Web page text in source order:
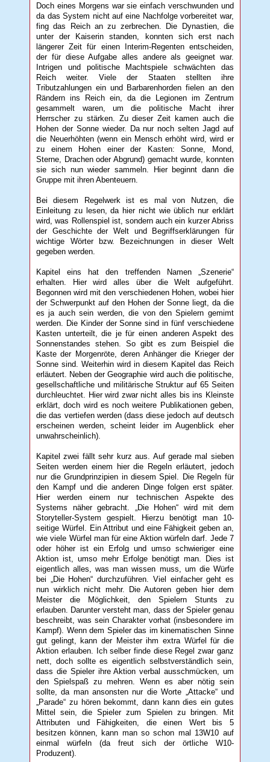
Doch eines Morgens war sie einfach verschwunden und
da das System nicht auf eine Nachfolge vorbereitet war,
fing das Reich an zu zerbrechen. Die Dynastien, die
unter der Kaiserin standen, konnten sich erst nach
längerer Zeit für einen Interim-Regenten entscheiden,
der für diese Aufgabe alles andere als geeignet war.
Intrigen und politische Machtspiele schwächten das
Reich weiter. Viele der Staaten stellten ihre
Tributzahlungen ein und Barbarenhorden fielen an den
Rändern ins Reich ein, da die Legionen im Zentrum
gesammelt waren, um die politische Macht ihrer
Herrscher zu stärken. Zu dieser Zeit kamen auch die
Hohen der Sonne wieder. Da nur noch selten Jagd auf
die Neuerhöhten (wenn ein Mensch erhöht wird, wird er
zu einem Hohen einer der Kasten: Sonne, Mond,
Sterne, Drachen oder Abgrund) gemacht wurde, konnten
sie sich nun wieder sammeln. Hier beginnt dann die
Gruppe mit ihren Abenteuern.
Bei diesem Regelwerk ist es mal von Nutzen, die
Einleitung zu lesen, da hier nicht wie üblich nur erklärt
wird, was Rollenspiel ist, sondern auch ein kurzer Abriss
der Geschichte der Welt und Begriffserklärungen für
wichtige Wörter bzw. Bezeichnungen in dieser Welt
gegeben werden.
Kapitel eins hat den treffenden Namen „Szenerie“
erhalten. Hier wird alles über die Welt aufgeführt.
Begonnen wird mit den verschiedenen Hohen, wobei hier
der Schwerpunkt auf den Hohen der Sonne liegt, da die
es ja auch sein werden, die von den Spielern gemimt
werden. Die Kinder der Sonne sind in fünf verschiedene
Kasten unterteilt, die je für einen anderen Aspekt des
Sonnenstandes stehen. So gibt es zum Beispiel die
Kaste der Morgenröte, deren Anhänger die Krieger der
Sonne sind. Weiterhin wird in diesem Kapitel das Reich
erläutert. Neben der Geographie wird auch die politische,
gesellschaftliche und militärische Struktur auf 65 Seiten
durchleuchtet. Hier wird zwar nicht alles bis ins Kleinste
erklärt, doch wird es noch weitere Publikationen geben,
die das vertiefen werden (dass diese jedoch auf deutsch
erscheinen werden, scheint leider im Augenblick eher
unwahrscheinlich).
Kapitel zwei fällt sehr kurz aus. Auf gerade mal sieben
Seiten werden einem hier die Regeln erläutert, jedoch
nur die Grundprinzipien in diesem Spiel. Die Regeln für
den Kampf und die anderen Dinge folgen erst später.
Hier werden einem nur technischen Aspekte des
Systems näher gebracht. „Die Hohen“ wird mit dem
Storyteller-System gespielt. Hierzu benötigt man 10-
seitige Würfel. Ein Attribut und eine Fähigkeit geben an,
wie viele Würfel man für eine Aktion würfeln darf. Jede 7
oder höher ist ein Erfolg und umso schwieriger eine
Aktion ist, umso mehr Erfolge benötigt man. Dies ist
eigentlich alles, was man wissen muss, um die Würfe
bei „Die Hohen“ durchzuführen. Viel einfacher geht es
nun wirklich nicht mehr. Die Autoren geben hier dem
Meister die Möglichkeit, den Spielern Stunts zu
erlauben. Darunter versteht man, dass der Spieler genau
beschreibt, was sein Charakter vorhat (insbesondere im
Kampf). Wenn dem Spieler das im kinematischen Sinne
gut gelingt, kann der Meister ihm extra Würfel für die
Aktion erlauben. Ich selber finde diese Regel zwar ganz
nett, doch sollte es eigentlich selbstverständlich sein,
dass die Spieler ihre Aktion verbal ausschmücken, um
den Spielspaß zu mehren. Wenn es aber nötig sein
sollte, da man ansonsten nur die Worte „Attacke“ und
„Parade“ zu hören bekommt, dann kann dies ein gutes
Mittel sein, die Spieler zum Spielen zu bringen. Mit
Attributen und Fähigkeiten, die einen Wert bis 5
besitzen können, kann man so schon mal 13W10 auf
einmal würfeln (da freut sich der örtliche W10-
Produzent).